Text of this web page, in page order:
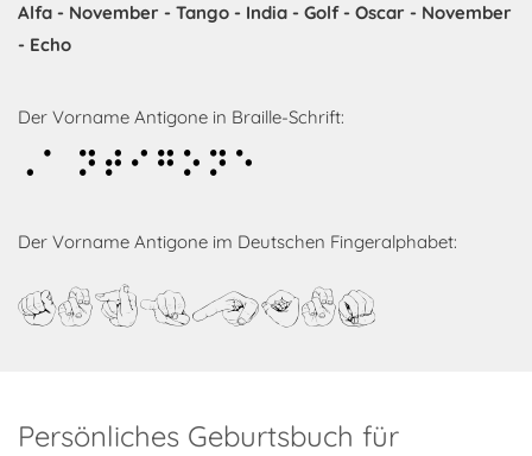
Alfa - November - Tango - India - Golf - Oscar - November
- Echo
Der Vorname Antigone in Braille-Schrift:
Antigone
Der Vorname Antigone im Deutschen Fingeralphabet:
Antigone
Persönliches Geburtsbuch für